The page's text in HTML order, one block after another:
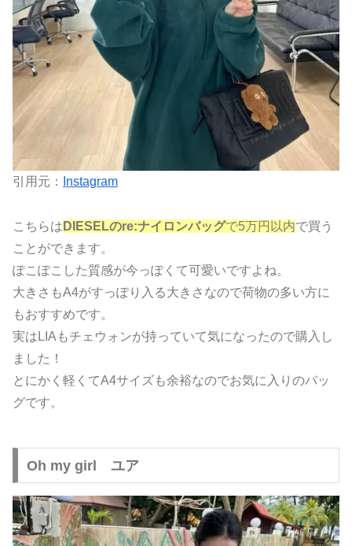
引用元： Instagram
こちらは DIESELのre:ナイロンバッグで5万円以内で買う
ことができます。
ぽこぽこした質感が今っぽくて可愛いですよね。
大きさもA4がすっぽり入る大きさなので荷物の多い方に
もおすすめです。
実はLIAもチェウォンが持っていて気になったので購入し
ました！
とにかく軽くてA4サイズも余裕なのでお気に入りのバッ
グです。
Oh my girl ユア